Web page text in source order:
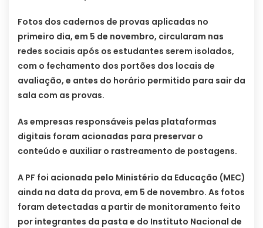
Fotos dos cadernos de provas aplicadas no
primeiro dia, em 5 de novembro, circularam nas
redes sociais após os estudantes serem isolados,
com o fechamento dos portões dos locais de
avaliação, e antes do horário permitido para sair da
sala com as provas.
As empresas responsáveis pelas plataformas
digitais foram acionadas para preservar o
conteúdo e auxiliar o rastreamento de postagens.
A PF foi acionada pelo Ministério da Educação (MEC)
ainda na data da prova, em 5 de novembro. As fotos
foram detectadas a partir de monitoramento feito
por integrantes da pasta e do Instituto Nacional de